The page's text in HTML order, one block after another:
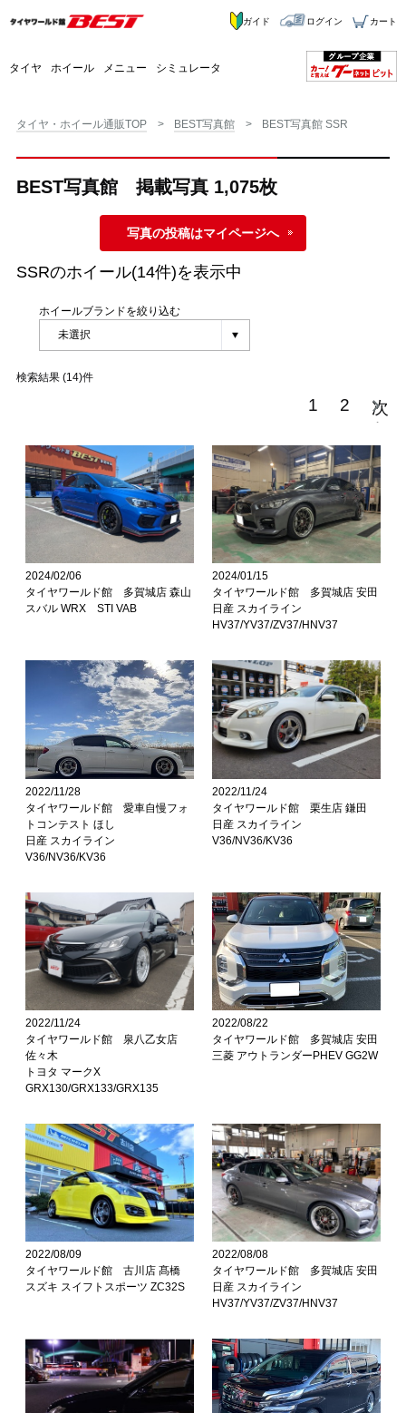
タイヤ ホイール メニュー シミュレータ
ガイド ログイン カート
タイヤ・ホイール通販TOP BEST写真館 BEST写真館 SSR
BEST写真館 掲載写真 1,075枚
写真の投稿はマイページへ
SSRのホイール(14件)を表示中
ホイールブランドを絞り込む
検索結果 (14)件
1 2
次
へ
>
>
2024/02/06
タイヤワールド館 多賀城店 森山
スバル WRX STI VAB
2024/01/15
タイヤワールド館 多賀城店 安田
日産 スカイライン
HV37/YV37/ZV37/HNV37
2022/11/28
タイヤワールド館 愛車自慢フォ
トコンテスト ほし
日産 スカイライン
V36/NV36/KV36
2022/11/24
タイヤワールド館 栗生店 鎌田
日産 スカイライン
V36/NV36/KV36
2022/11/24
タイヤワールド館 泉八乙女店
佐々木
トヨタ マークX
GRX130/GRX133/GRX135
2022/08/22
タイヤワールド館 多賀城店 安田
三菱 アウトランダーPHEV GG2W
2022/08/09
タイヤワールド館 古川店 髙橋
スズキ スイフトスポーツ ZC32S
2022/08/08
タイヤワールド館 多賀城店 安田
日産 スカイライン
HV37/YV37/ZV37/HNV37